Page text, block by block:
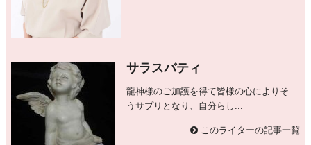
サラスバティ
龍神様のご加護を得て皆様の心によりそ
うサプリとなり、自分らし...
このライターの記事一覧